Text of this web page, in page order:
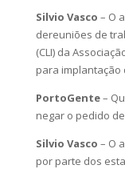
Silvio Vasco – O
dereuniões de
(CLI) da
para
PortoGente–
negar o pedido
Silvio Vasco – O
por parte dos